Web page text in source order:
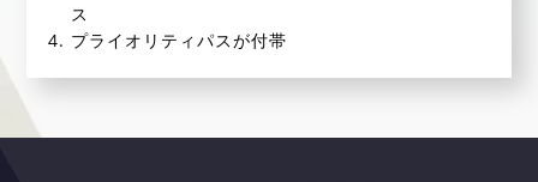
ス
プライオリティパスが付帯